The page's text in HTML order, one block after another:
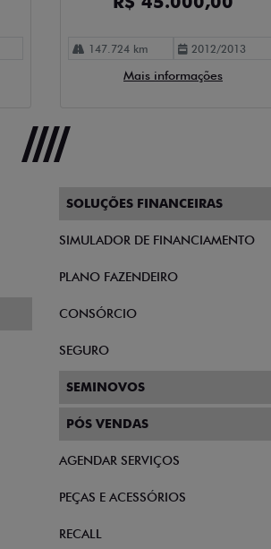
147.724 km 2012/2013
Mais informações
SOLUÇÕES FINANCEIRAS
SIMULADOR DE FINANCIAMENTO
PLANO FAZENDEIRO
CONSÓRCIO
SEGURO
SEMINOVOS
PÓS VENDAS
AGENDAR SERVIÇOS
PEÇAS E ACESSÓRIOS
RECALL